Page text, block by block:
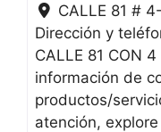
CALLE 81 #
Dirección y
CALLE 81 CON
información de
productos/
atención, explore